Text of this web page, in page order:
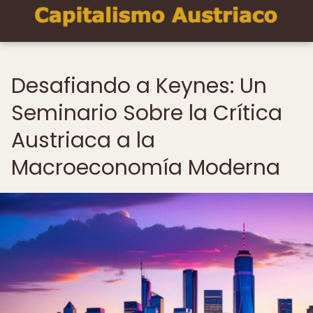
Desafiando a Keynes: Un
Seminario Sobre la Crítica
Austriaca a la
Macroeconomía Moderna